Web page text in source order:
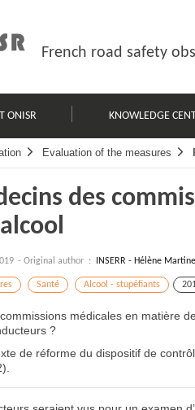
French road safety
ONISR KNOWLEDGE
Evaluation of the measures
des
- Original author : INSERR - Hélène
Santé Alcool - stupéfiants
médicales en matière
?
de réforme du dispositif de